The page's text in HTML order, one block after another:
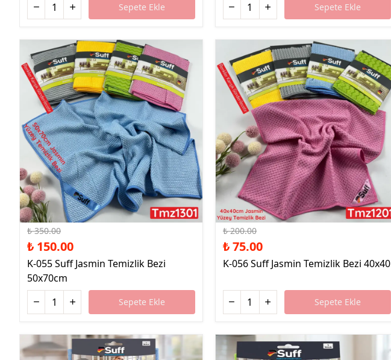
Sepete Ekle Sepete Ekle
%57 İndirim
₺ 350.00
₺ 150.00
K-055 Suff Jasmin Temizlik Bezi
50x70cm
Sepete Ekle
%63 İndirim
₺ 200.00
₺ 75.00
K-056 Suff Jasmin Temizlik Bezi 40x40
Sepete Ekle